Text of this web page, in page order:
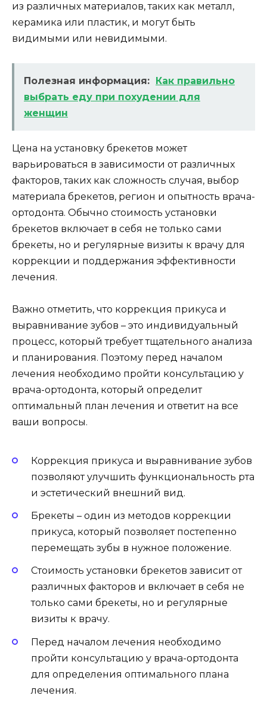
из различных материалов, таких как металл,
керамика или пластик, и могут быть
видимыми или невидимыми.
Полезная информация: Как правильно
выбрать еду при похудении для
женщин
Цена на установку брекетов может
варьироваться в зависимости от различных
факторов, таких как сложность случая, выбор
материала брекетов, регион и опытность врача-
ортодонта. Обычно стоимость установки
брекетов включает в себя не только сами
брекеты, но и регулярные визиты к врачу для
коррекции и поддержания эффективности
лечения.
Важно отметить, что коррекция прикуса и
выравнивание зубов – это индивидуальный
процесс, который требует тщательного анализа
и планирования. Поэтому перед началом
лечения необходимо пройти консультацию у
врача-ортодонта, который определит
оптимальный план лечения и ответит на все
ваши вопросы.
Коррекция прикуса и выравнивание зубов
позволяют улучшить функциональность рта
и эстетический внешний вид.
Брекеты – один из методов коррекции
прикуса, который позволяет постепенно
перемещать зубы в нужное положение.
Стоимость установки брекетов зависит от
различных факторов и включает в себя не
только сами брекеты, но и регулярные
визиты к врачу.
Перед началом лечения необходимо
пройти консультацию у врача-ортодонта
для определения оптимального плана
лечения.